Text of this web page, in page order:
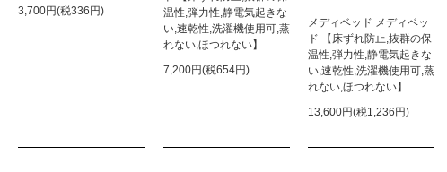
3,700円(税336円)
温性,弾力性,静電気起きな
い,速乾性,洗濯機使用可,蒸
れない,ほつれない】
7,200円(税654円)
メディベッド メディベッ
ド 【床ずれ防止,抜群の保
温性,弾力性,静電気起きな
い,速乾性,洗濯機使用可,蒸
れない,ほつれない】
13,600円(税1,236円)